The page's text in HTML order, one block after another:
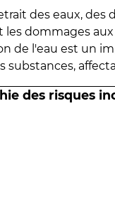
des eaux,
les dommages
de l'eau est un
substances,
des risques